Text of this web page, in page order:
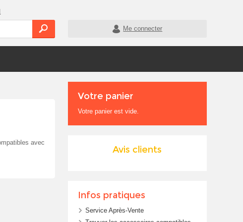
Me connecter
avec
Votre panier
Votre panier est vide.
Avis clients
Infos pratiques
Service Après-Vente